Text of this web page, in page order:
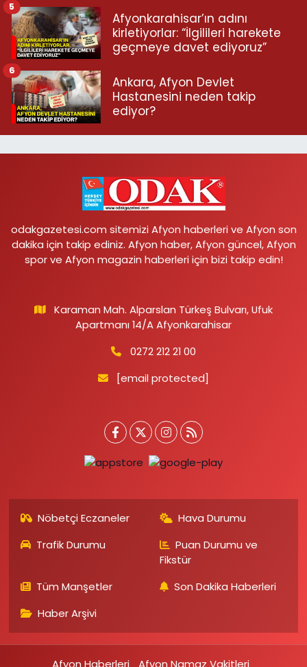
Afyonkarahisar’ın adını
kirletiyorlar: “İlgilileri harekete
geçmeye davet ediyoruz”
5
Ankara, Afyon Devlet
Hastanesini neden takip
ediyor?
6
odakgazetesi.com sitemizi Afyon haberleri ve Afyon son
dakika için takip ediniz. Afyon haber, Afyon güncel, Afyon
spor ve Afyon magazin haberleri için bizi takip edin!
Karaman Mah. Alparslan Türkeş Bulvarı, Ufuk
Apartmanı 14/A Afyonkarahisar
0272 212 21 00
[email protected]
Nöbetçi Eczaneler
Hava Durumu
Trafik Durumu
Puan Durumu ve
Fikstür
Tüm Manşetler
Son Dakika Haberleri
Haber Arşivi
Afyon Haberleri Afyon Namaz Vakitleri